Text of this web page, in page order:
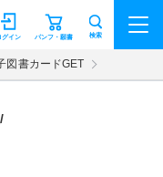
パンフ・願書
グイン 検索
図書カードGET